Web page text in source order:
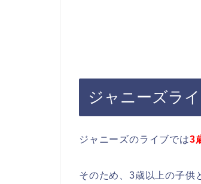
ジャニーズラ
ジャニーズのライブでは3
そのため、3歳以上の子供